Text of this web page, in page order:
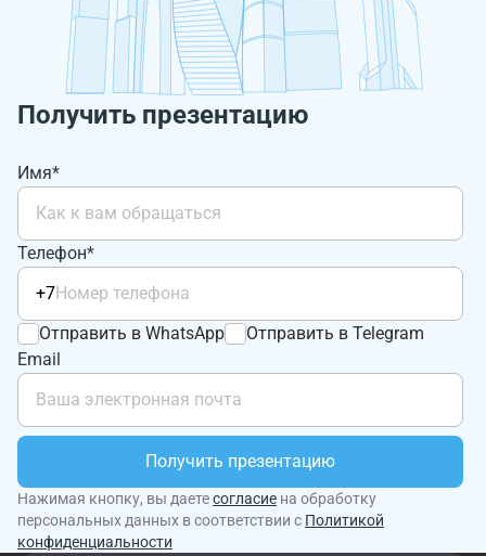
Получить презентацию
Имя*
Телефон*
+7
Отправить в WhatsApp
Отправить в Telegram
Email
Получить презентацию
Нажимая кнопку, вы даетесогласие на обработку
персональных данных в соответствии с Политикой
конфиденциальности